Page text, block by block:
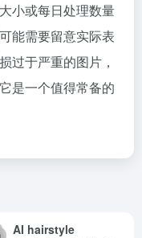
小或每日处理数量
能需要留意实际表
过于严重的图片，
是一个值得常备的
AI hairstyle